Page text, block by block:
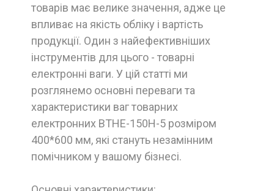
товарів має велике значення, адже це
впливає на якість обліку і вартість
продукції. Один з найефективніших
інструментів для цього - товарні
електронні ваги. У цій статті ми
розглянемо основні переваги та
характеристики ваг товарних
електронних ВТНЕ-150Н-5 розміром
400*600 мм, які стануть незамінним
помічником у вашому бізнесі.